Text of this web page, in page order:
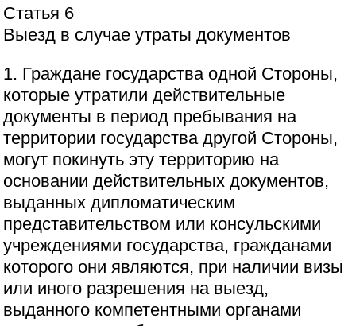
Статья 6
Выезд в случае утраты документов
1. Граждане государства одной Стороны,
которые утратили действительные
документы в период пребывания на
территории государства другой Стороны,
могут покинуть эту территорию на
основании действительных документов,
выданных дипломатическим
представительством или консульскими
учреждениями государства, гражданами
которого они являются, при наличии визы
или иного разрешения на выезд,
выданного компетентными органами